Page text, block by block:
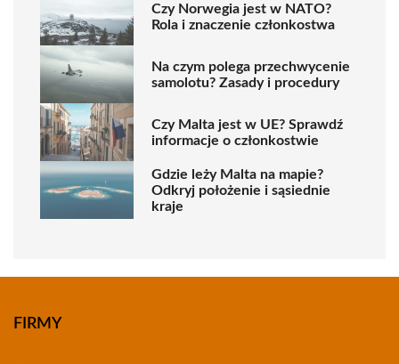
Czy Norwegia jest w NATO?
Rola i znaczenie członkostwa
Na czym polega przechwycenie
samolotu? Zasady i procedury
Czy Malta jest w UE? Sprawdź
informacje o członkostwie
Gdzie leży Malta na mapie?
Odkryj położenie i sąsiednie
kraje
FIRMY